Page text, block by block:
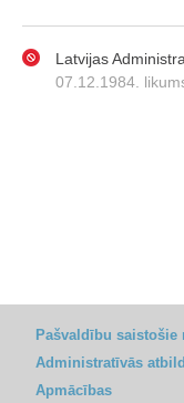
Latvijas
07.12.1984.
Pašvaldību saistošie
Administratīvās
Apmācības